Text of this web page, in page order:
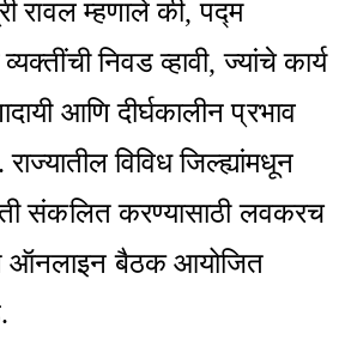
रावल म्हणाले की, पद्म
निवड व्हावी, ज्यांचे कार्य
आणि दीर्घकालीन प्रभाव
विविध जिल्ह्यांमधून
संकलित करण्यासाठी लवकरच
ऑनलाइन बैठक आयोजित